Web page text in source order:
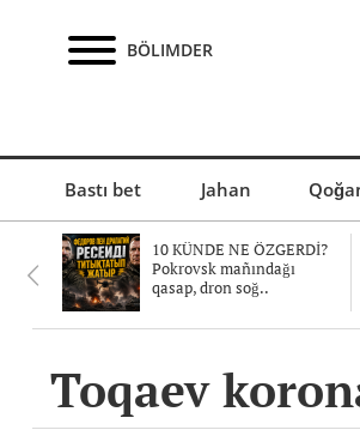
BÖLIMDER
Bastı bet Jahan
10 KÜNDE NE ÖZGERDİ?
Pokrovsk mañındağı
qasap, dron soğ..
Toqaev